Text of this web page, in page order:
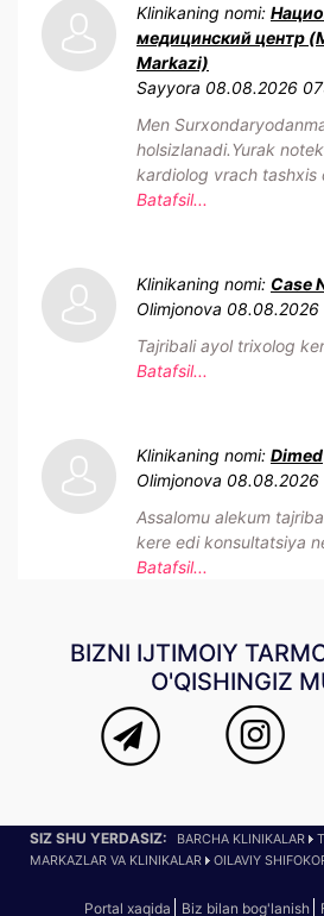
Klinikaning nomi:
медицинский центр
Markazi)
Sayyora 08.08.2026
Men
holsizlanadi.Yurak
kardiolog vrach tashxis
Batafsil...
Klinikaning nomi: Case
Olimjonova
Tajribali ayol trixolog
Batafsil...
Klinikaning nomi: Dimed
Olimjonova 08.08.2026
Assalomu alekum
kere edi konsultatsiya
Batafsil...
BIZNI IJTIMOIY
O'QISHINGIZ
SIZ SHU YERDASIZ: BARCHA KLINIKALAR
MARKAZLAR VA KLINIKALAR
OILAVIY
Portal xaqida Biz bilan bog'lanish